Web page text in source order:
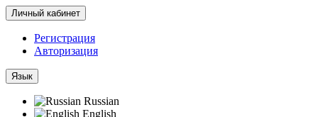
Личный кабинет
Регистрация
Авторизация
Язык
Russian
English